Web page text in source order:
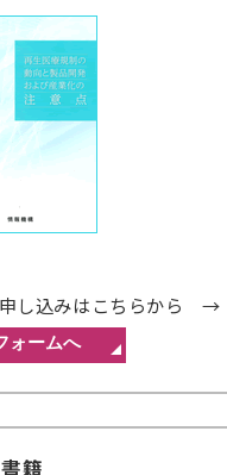
エスト
アクセス
し込みはこちらから →
籍